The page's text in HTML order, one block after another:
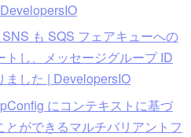
も SQS フェアキューへの
トし、メッセージグループ ID
ました | DevelopersIO
にコンテキストに基づ
ができるマルチバリアントフ